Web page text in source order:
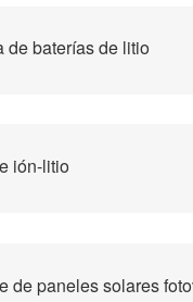
de baterías de litio
ión-litio